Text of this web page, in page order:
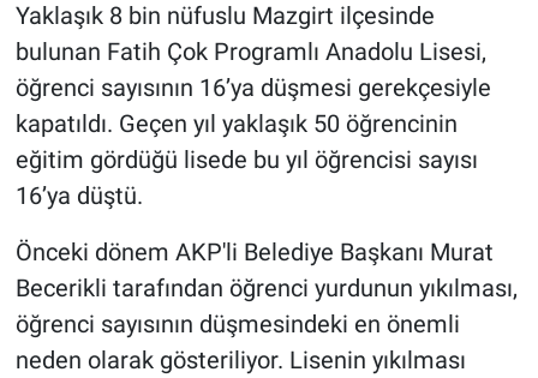
Yaklaşık 8 bin nüfuslu Mazgirt ilçesinde
bulunan Fatih Çok Programlı Anadolu Lisesi,
öğrenci sayısının 16’ya düşmesi gerekçesiyle
kapatıldı. Geçen yıl yaklaşık 50 öğrencinin
eğitim gördüğü lisede bu yıl öğrencisi sayısı
16’ya düştü.
Önceki dönem AKP'li Belediye Başkanı Murat
Becerikli tarafından öğrenci yurdunun yıkılması,
öğrenci sayısının düşmesindeki en önemli
neden olarak gösteriliyor. Lisenin yıkılması
Haber
İlan
Kimdir
Koronavirüs
Kültür Sanat
Ne demişti